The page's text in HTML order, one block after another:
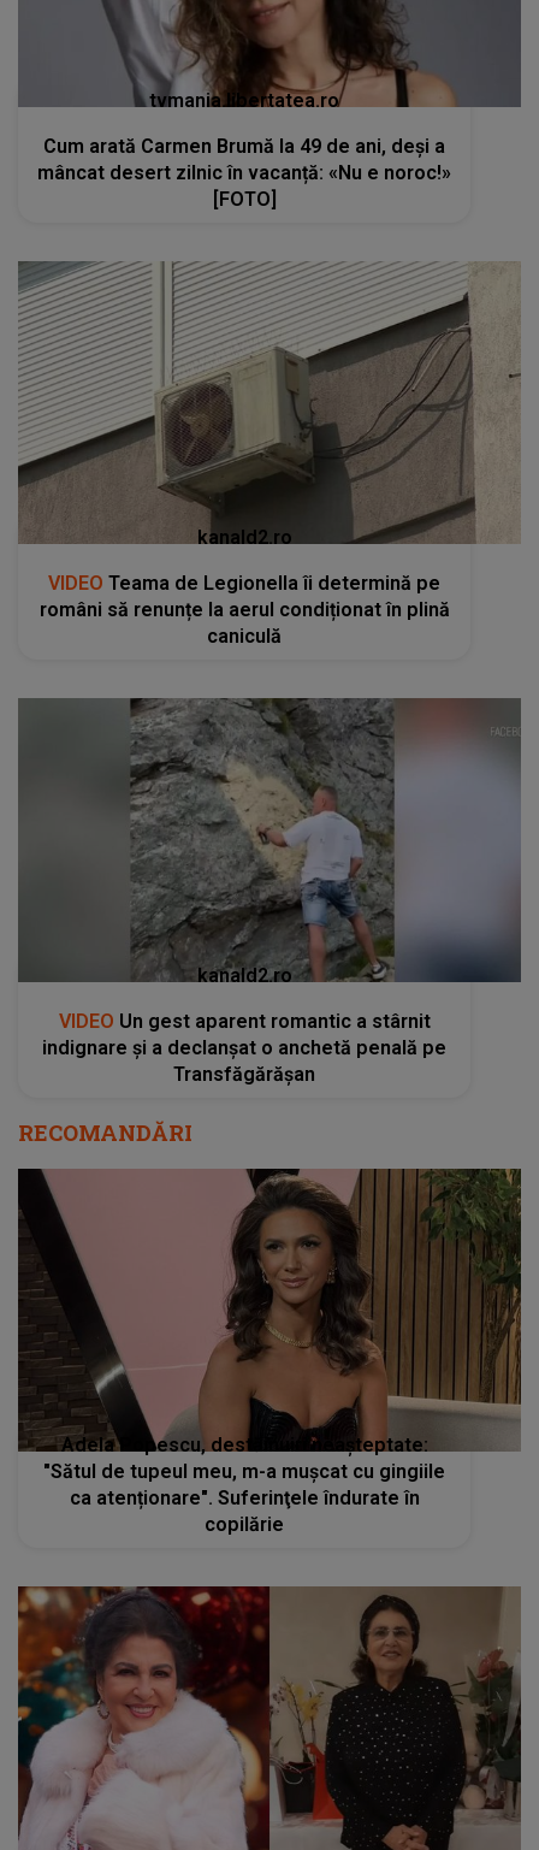
tvmania.libertatea.ro
Cum arată Carmen Brumă la 49 de ani, deși a
mâncat desert zilnic în vacanță: «Nu e noroc!»
[FOTO]
kanald2.ro
VIDEO Teama de Legionella îi determină pe
români să renunțe la aerul condiționat în plină
caniculă
kanald2.ro
VIDEO Un gest aparent romantic a stârnit
indignare și a declanșat o anchetă penală pe
Transfăgărășan
RECOMANDĂRI
Adela Popescu, destăinuiri neașteptate:
"Sătul de tupeul meu, m-a mușcat cu gingiile
ca atenționare". Suferinţele îndurate în
copilărie